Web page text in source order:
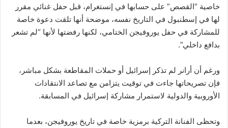
خاصية “القصص” على حسابها في إنستغرام، قبل حفل غنائي مقرر
لها في إسطنبول في التاريخ نفسه، موضحة أنها تلقت دعوة خاصة
للمشاركة في حفل يوروفيجن الختامي، لكنها رفضتها لأنها “لم تشعر
بدافع داخلي”.
ورغم أن أرانر لم تذكر إسرائيل أو حملات المقاطعة بشكل مباشر،
فإن تصريحاتها جاءت في توقيت يتزامن مع تصاعد الانتقادات
الأوروبية والدولية لاستمرار مشاركة إسرائيل في المسابقة.
وتحظى الفنانة التركية برمزية خاصة في تاريخ يوروفيجن، بعدما